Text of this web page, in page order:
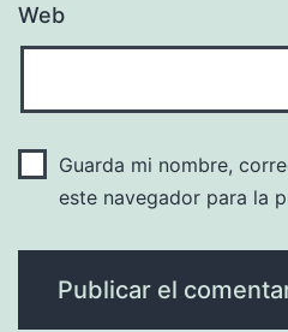
Web
Guarda mi nombre,
este navegador para la